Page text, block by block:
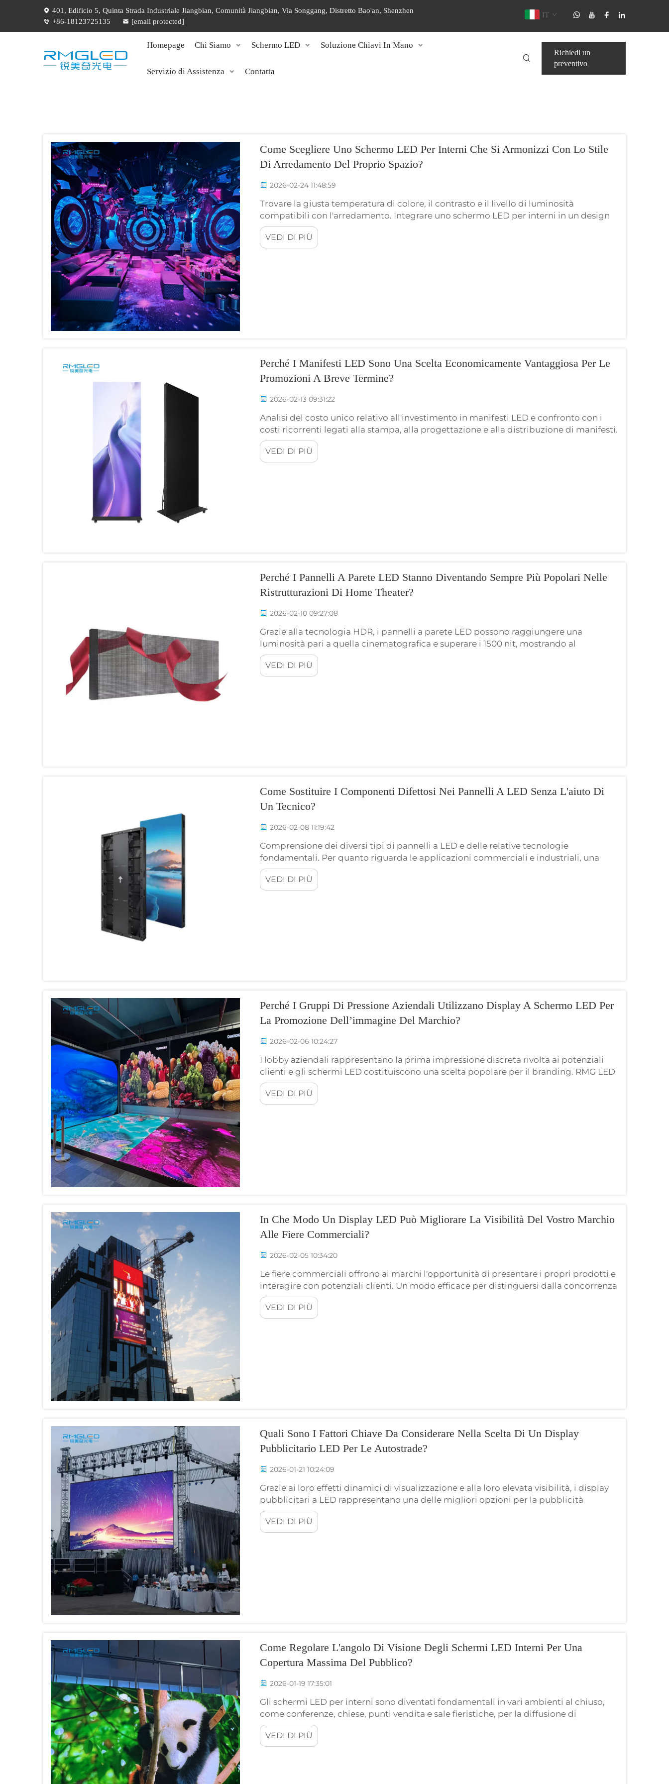
401, Edificio 5, Quinta Strada Industriale Jiangbian, Comunità Jiangbian, Via Songgang, Distretto Bao'an, Shenzhen
+86-18123725135
[email protected]
IT
Homepage Chi Siamo Schermo LED Soluzione Chiavi In Mano
Servizio di Assistenza Contatta
Richiedi un
preventivo
Come Scegliere Uno Schermo LED Per Interni Che Si Armonizzi Con Lo Stile
Di Arredamento Del Proprio Spazio?
2026-02-24 11:48:59
Trovare la giusta temperatura di colore, il contrasto e il livello di luminosità
compatibili con l'arredamento. Integrare uno schermo LED per interni in un design
esistente dipende da tre fondamentali caratteristiche ottiche: la temperatura di
colore (espressa in kelvin), il contrasto e la lu...
VEDI DI PIÙ
Perché I Manifesti LED Sono Una Scelta Economicamente Vantaggiosa Per Le
Promozioni A Breve Termine?
2026-02-13 09:31:22
Analisi del costo unico relativo all'investimento in manifesti LED e confronto con i
costi ricorrenti legati alla stampa, alla progettazione e alla distribuzione di manifesti.
Per ciascuna campagna che si realizza, vi è sempre un costo associato alla
progettazione, alla stampa e alla distribuzione...
VEDI DI PIÙ
Perché I Pannelli A Parete LED Stanno Diventando Sempre Più Popolari Nelle
Ristrutturazioni Di Home Theater?
2026-02-10 09:27:08
Grazie alla tecnologia HDR, i pannelli a parete LED possono raggiungere una
luminosità pari a quella cinematografica e superare i 1500 nit, mostrando al
contempo livelli di nero profondi, un aspetto che, durante la visione di film, sembra
avere un’importanza notevole. I tradizionali pannelli LCD sono limitati dalla loro
tecnologia di retroilluminazione; tuttavia, ...
VEDI DI PIÙ
Come Sostituire I Componenti Difettosi Nei Pannelli A LED Senza L'aiuto Di
Un Tecnico?
2026-02-08 11:19:42
Comprensione dei diversi tipi di pannelli a LED e delle relative tecnologie
fondamentali. Per quanto riguarda le applicazioni commerciali e industriali, una
scelta accurata dei pannelli a LED inizia dalla conoscenza delle tecnologie coinvolte.
I due tipi più comuni...
VEDI DI PIÙ
Perché I Gruppi Di Pressione Aziendali Utilizzano Display A Schermo LED Per
La Promozione Dell’immagine Del Marchio?
2026-02-06 10:24:27
I lobby aziendali rappresentano la prima impressione discreta rivolta ai potenziali
clienti e gli schermi LED costituiscono una scelta popolare per il branding. RMG LED
è un fornitore di soluzioni integrate per display, il che significa che copre ricerca e
sviluppo, progettazione, produzione, vendita e assistenza tecnica...
VEDI DI PIÙ
In Che Modo Un Display LED Può Migliorare La Visibilità Del Vostro Marchio
Alle Fiere Commerciali?
2026-02-05 10:34:20
Le fiere commerciali offrono ai marchi l'opportunità di presentare i propri prodotti e
interagire con potenziali clienti. Un modo efficace per distinguersi dalla concorrenza
consiste nell'utilizzare display LED di alta qualità. Shenzhen RMG Optoelectronics Co.
Ltd. (RMG LED)...
VEDI DI PIÙ
Quali Sono I Fattori Chiave Da Considerare Nella Scelta Di Un Display
Pubblicitario LED Per Le Autostrade?
2026-01-21 10:24:09
Grazie ai loro effetti dinamici di visualizzazione e alla loro elevata visibilità, i display
pubblicitari a LED rappresentano una delle migliori opzioni per la pubblicità
all’aperto lungo le autostrade. RMG LED, un produttore professionale di display a
LED per esterni, vanta ampia esperienza e si specializza...
VEDI DI PIÙ
Come Regolare L'angolo Di Visione Degli Schermi LED Interni Per Una
Copertura Massima Del Pubblico?
2026-01-19 17:35:01
Gli schermi LED per interni sono diventati fondamentali in vari ambienti al chiuso,
come conferenze, chiese, punti vendita e sale fieristiche, per la diffusione di
informazioni e la presentazione di contenuti visivi. Offrendo soluzioni integrate
personalizzate per display LED, RMG LED manuf...
VEDI DI PIÙ